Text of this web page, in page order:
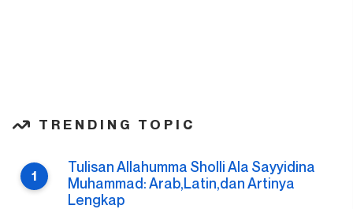
TRENDING TOPIC
Tulisan Allahumma Sholli Ala Sayyidina
Muhammad: Arab,Latin,dan Artinya
Lengkap